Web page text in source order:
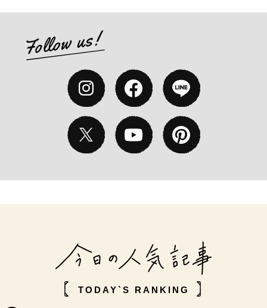
TODAY`S RANKING